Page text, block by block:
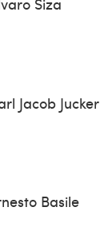
Jacob Jucker
Basile